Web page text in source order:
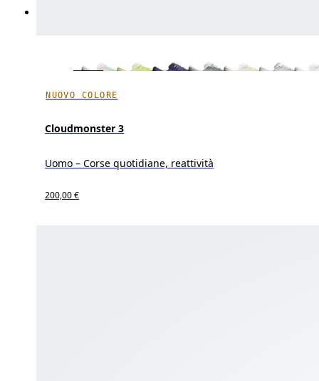
NUOVO COLORE
Cloudmonster 3
Uomo – Corse quotidiane, reattività
200,00 €